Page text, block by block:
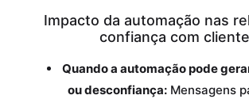
Impacto da automação nas
confiança com
Quando a automação pode
ou desconfiança: Mensagens